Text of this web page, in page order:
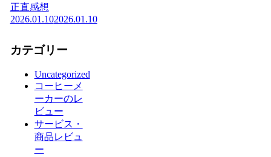
正直感想
2026.01.102026.01.10
カテゴリー
Uncategorized
コーヒーメ
ーカーのレ
ビュー
サービス・
商品レビュ
ー